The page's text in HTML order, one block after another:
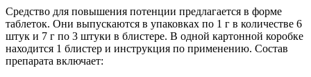
Средство для повышения потенции предлагается в форме
таблеток. Они выпускаются в упаковках по 1 г в количестве 6
штук и 7 г по 3 штуки в блистере. В одной картонной коробке
находится 1 блистер и инструкция по применению. Состав
препарата включает: